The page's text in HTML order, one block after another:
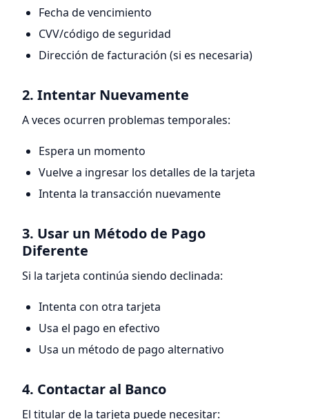
Fecha de vencimiento
CVV/código de seguridad
Dirección de facturación (si es necesaria)
2. Intentar Nuevamente
A veces ocurren problemas temporales:
Espera un momento
Vuelve a ingresar los detalles de la tarjeta
Intenta la transacción nuevamente
3. Usar un Método de Pago
Diferente
Si la tarjeta continúa siendo declinada:
Intenta con otra tarjeta
Usa el pago en efectivo
Usa un método de pago alternativo
4. Contactar al Banco
El titular de la tarjeta puede necesitar: